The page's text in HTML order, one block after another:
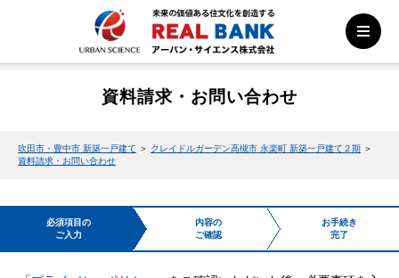
資料請求・お問い合わせ
吹田市・豊中市 新築一戸建て ＞ クレイドルガーデン高槻市 永楽町 新築一戸建て２期 ＞
資料請求・お問い合わせ
必須項目の
ご入力
内容の
ご確認
お手続き
完了